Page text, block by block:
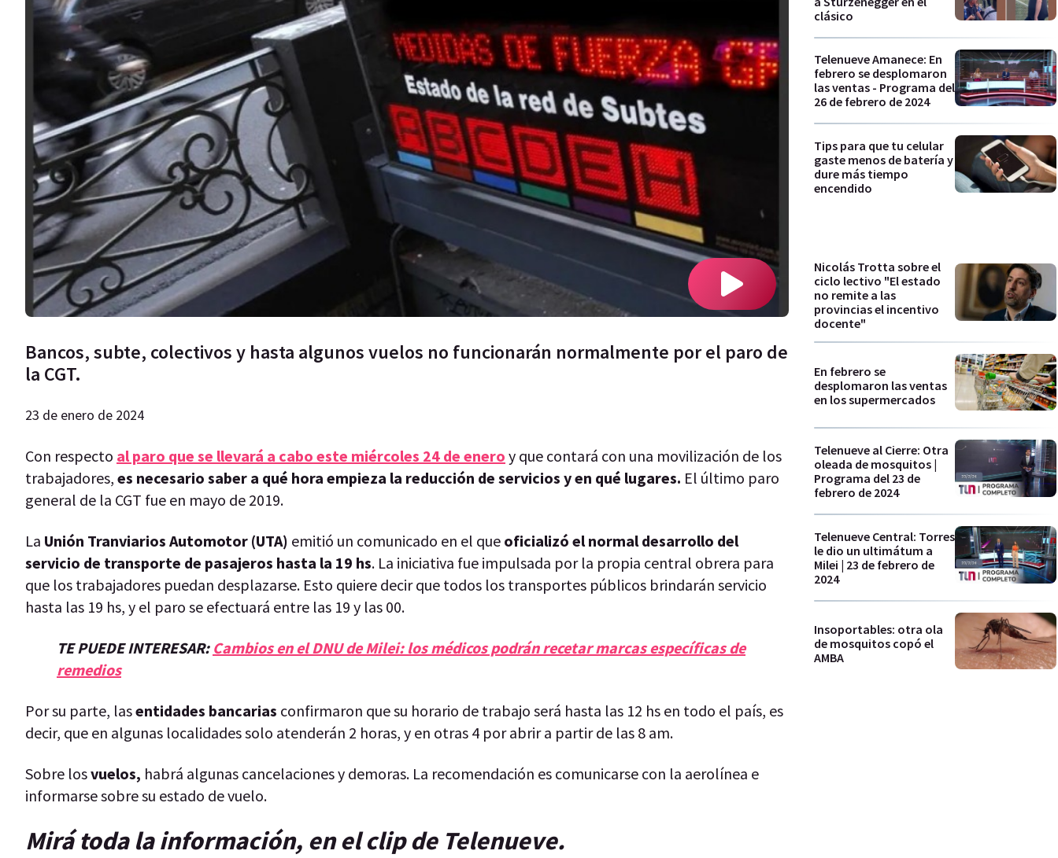
Bancos, subte, colectivos y hasta algunos vuelos no funcionarán normalmente por el paro de
la CGT.
23 de enero de 2024
Con respecto al paro que se llevará a cabo este miércoles 24 de enero y que contará con una movilización de los
trabajadores, es necesario saber a qué hora empieza la reducción de servicios y en qué lugares. El último paro
general de la CGT fue en mayo de 2019.
La Unión Tranviarios Automotor (UTA) emitió un comunicado en el que oficializó el normal desarrollo del
servicio de transporte de pasajeros hasta la 19 hs. La iniciativa fue impulsada por la propia central obrera para
que los trabajadores puedan desplazarse. Esto quiere decir que todos los transportes públicos brindarán servicio
hasta las 19 hs, y el paro se efectuará entre las 19 y las 00.
TE PUEDE INTERESAR: Cambios en el DNU de Milei: los médicos podrán recetar marcas específicas de
remedios
Por su parte, lasentidades bancarias confirmaron que su horario de trabajo será hasta las 12 hs en todo el país, es
decir, que en algunas localidades solo atenderán 2 horas, y en otras 4 por abrir a partir de las 8 am.
Sobre losvuelos, habrá algunas cancelaciones y demoras. La recomendación es comunicarse con la aerolínea e
informarse sobre su estado de vuelo.
Mirá toda la información, en el clip de Telenueve.
clásico
Telenueve Amanece: En
febrero se desplomaron
las ventas - Programa del
26 de febrero de 2024
Tips para que tu celular
gaste menos de batería y
dure más tiempo
encendido
Nicolás Trotta sobre el
ciclo lectivo "El estado
no remite a las
provincias el incentivo
docente"
En febrero se
desplomaron las ventas
en los supermercados
Telenueve al Cierre: Otra
oleada de mosquitos |
Programa del 23 de
febrero de 2024
Telenueve Central: Torres
le dio un ultimátum a
Milei | 23 de febrero de
2024
Insoportables: otra ola
de mosquitos copó el
AMBA